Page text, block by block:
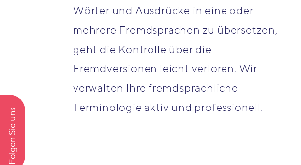
Wörter und Ausdrücke in eine oder
mehrere Fremdsprachen zu übersetzen,
geht die Kontrolle über die
Fremdversionen leicht verloren. Wir
verwalten lhre fremdsprachliche
Terminologie aktiv und professionell.
Folgen Sie uns